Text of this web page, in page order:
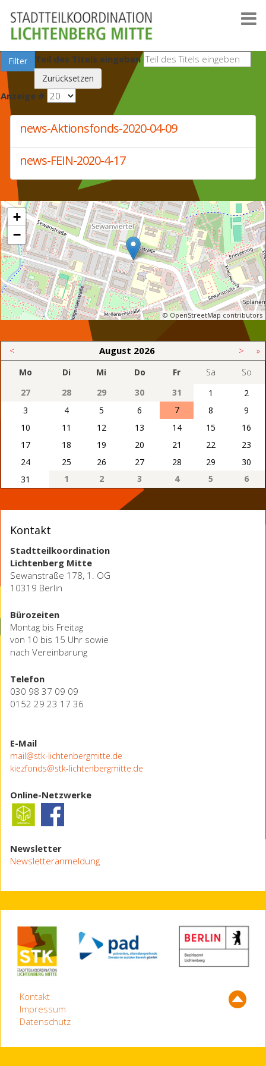
Teil des Titels eingeben
Filter
Zurücksetzen
Anzeige #
news-Aktionsfonds-2020-04-09
news-FEIN-2020-4-17
+
−
© OpenStreetMap contributors
< August 2026 > »
Mo Di Mi Do Fr Sa
So
27
28 29 30 31 1
2
3
4 5 6 7 8
9
10
11 12 13 14 15
16
17
18 19 20 21 22
23
24
25 26 27 28 29
30
31
1 2 3 4 5 6
Kontakt
Stadtteilkoordination
Lichtenberg Mitte
Sewanstraße 178, 1. OG
10319 Berlin
Bürozeiten
Montag bis Freitag
von 10 bis 15 Uhr sowie
nach Vereinbarung
Telefon
030 98 37 09 09
0152 29 23 17 36
E-Mail
mail@stk-lichtenbergmitte.de
kiezfonds@stk-lichtenbergmitte.de
Online-Netzwerke
Newsletter
Newsletteranmeldung
Kontakt
Impressum
Datenschutz